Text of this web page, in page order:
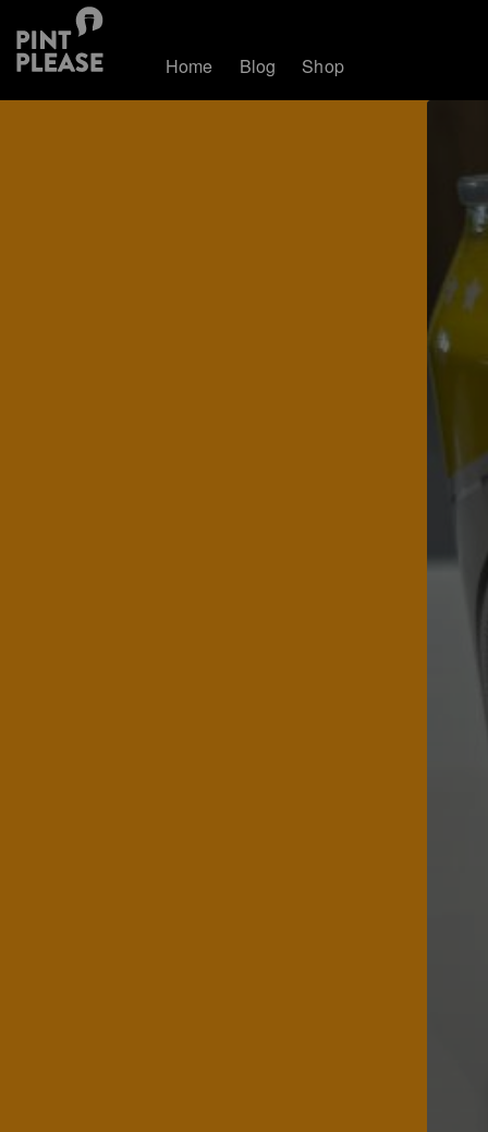
Home Blog Shop